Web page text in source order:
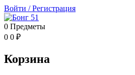
Войти /Регистрация
0 Предметы
0 0 ₽
Корзина